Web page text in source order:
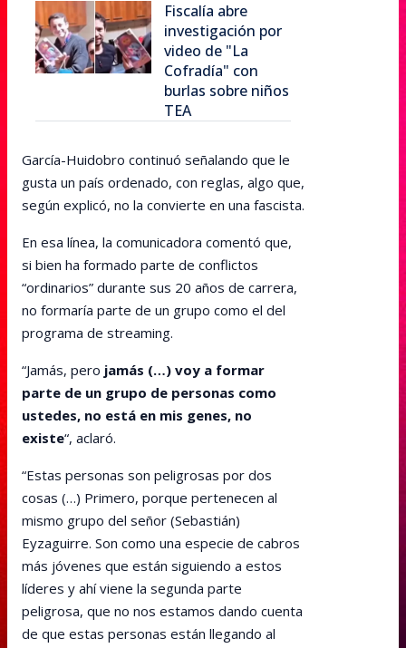
Fiscalía abre
investigación por
video de "La
Cofradía" con
burlas sobre niños
TEA
García-Huidobro continuó señalando que le
gusta un país ordenado, con reglas, algo que,
según explicó, no la convierte en una fascista.
En esa línea, la comunicadora comentó que,
si bien ha formado parte de conflictos
“ordinarios” durante sus 20 años de carrera,
no formaría parte de un grupo como el del
programa de streaming.
“Jamás, pero jamás (…) voy a formar
parte de un grupo de personas como
ustedes, no está en mis genes, no
existe“, aclaró.
“Estas personas son peligrosas por dos
cosas (…) Primero, porque pertenecen al
mismo grupo del señor (Sebastián)
Eyzaguirre. Son como una especie de cabros
más jóvenes que están siguiendo a estos
líderes y ahí viene la segunda parte
peligrosa, que no nos estamos dando cuenta
de que estas personas están llegando al